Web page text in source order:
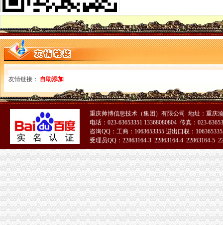
增值税普通发票到底怎么开？_税务频道_红网
[旧书勘误]再谈增值税专用发票、增值税普通发票、普通发票
增值税普通发票-黑龙江消费维权法律咨询-法邦网,免费为您解答法律
增值税普通发票核定可即时办结_网易新闻
增值税普通发票印软件30.0.7官方版下载_华软件站
增值税普通发票
本市开展增值税普通发票专项整
江苏增值税普通发票真伪查询_江苏发票查询_江苏增值税发票查询_会
上海增值税普通发票装修样板间
增值税普通发票丢失如何处理
DJI帮助中心-购买指南
税务总局：今起开增值税普通发票需提供税号-发票,增值税,起开,
增值税普通发票
青岛增值税普通发票-青岛增值税普通发票公司
增值税专用发票与增值税普通发票的区别1-会计从业资格-无忧考网
新版增值税普通发票开票软件下载V1.0官方版_西西软件下载
增值税普通发票（卷票）启用开票成本减六成_新闻中心_社会新闻
山东增值税普通发票查询
增值税普通发票是什么概念
天津开展增值税普通发票专项整击税收违法-中新网
增值税普通发票法律常识-110网
友情链接： 自助添加
重庆帅博信息技术（集团）有限公司 地址：重庆
电话：023-63653351 13368080804 传真：023-
咨询QQ：工商：1063653355 进出口权：
受理员QQ：22863164-3 22863164-4 22863164-5